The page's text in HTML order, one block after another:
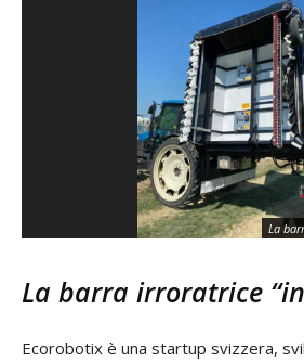
La
La barra irroratrice
Ecorobotix è una startup svizzera,